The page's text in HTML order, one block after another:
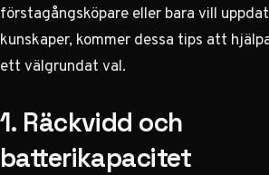
förstagångsköpare eller bara vill
kunskaper, kommer dessa tips att
ett välgrundat val.
1. Räckvidd och
batterikapacitet